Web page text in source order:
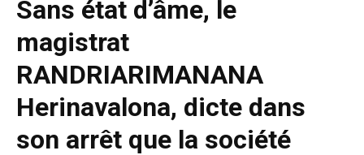
Sans état d’âme, le
magistrat
RANDRIARIMANANA
Herinavalona, dicte dans
son arrêt que la société